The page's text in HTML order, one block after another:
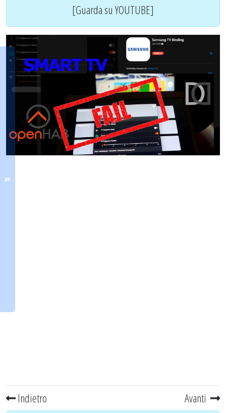
[Guarda su YOUTUBE]
Indietro Avanti